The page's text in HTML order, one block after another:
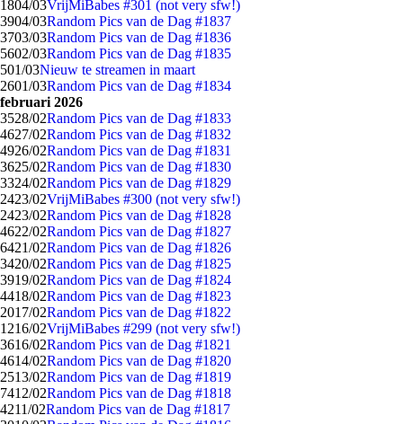
1804/03VrijMiBabes #301 (not very sfw!)
3904/03Random Pics van de Dag #1837
3703/03Random Pics van de Dag #1836
5602/03Random Pics van de Dag #1835
501/03Nieuw te streamen in maart
2601/03Random Pics van de Dag #1834
februari 2026
3528/02Random Pics van de Dag #1833
4627/02Random Pics van de Dag #1832
4926/02Random Pics van de Dag #1831
3625/02Random Pics van de Dag #1830
3324/02Random Pics van de Dag #1829
2423/02VrijMiBabes #300 (not very sfw!)
2423/02Random Pics van de Dag #1828
4622/02Random Pics van de Dag #1827
6421/02Random Pics van de Dag #1826
3420/02Random Pics van de Dag #1825
3919/02Random Pics van de Dag #1824
4418/02Random Pics van de Dag #1823
2017/02Random Pics van de Dag #1822
1216/02VrijMiBabes #299 (not very sfw!)
3616/02Random Pics van de Dag #1821
4614/02Random Pics van de Dag #1820
2513/02Random Pics van de Dag #1819
7412/02Random Pics van de Dag #1818
4211/02Random Pics van de Dag #1817